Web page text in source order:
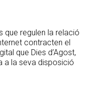
que regulen la relació
contracten el
que Dies d’Agost,
a la seva disposició